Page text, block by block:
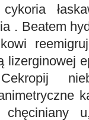
. Beatem